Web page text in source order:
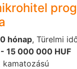
hónap, Türelmi
15 000 000 HUF
kamatozású